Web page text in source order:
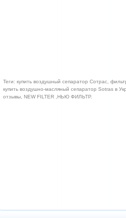
Теги: купить воздушный сепаратор Сотрас,
купить воздушно-масляный сепаратор Sotras в
отзывы, NEW FILTER ,НЬЮ ФИЛЬТР.